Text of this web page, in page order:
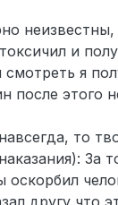
и
я
после этого
то
За